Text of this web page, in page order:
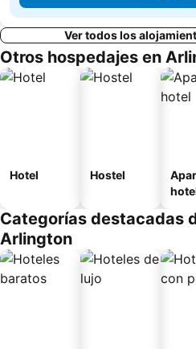
Ver todos los
Otros hospedajes en
Hotel Hostel
Categorías destacadas
Arlington